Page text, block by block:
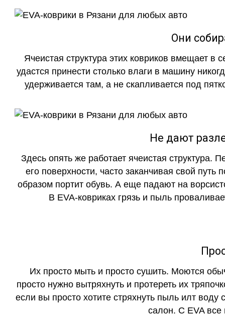
Они
Ячеистая структура этих ковриков вмещает в
удастся принести столько влаги в машину
удерживается там, а не скапливается под
Не дают
Здесь опять же работает ячеистая структура.
его поверхности, часто заканчивая свой
образом портит обувь. А еще падают на
В EVA-ковриках грязь и пыль
Их просто мыть и просто сушить. Моются
просто нужно вытряхнуть и протереть их
если вы просто хотите стряхнуть пыль илт воду
салон. С EVA все